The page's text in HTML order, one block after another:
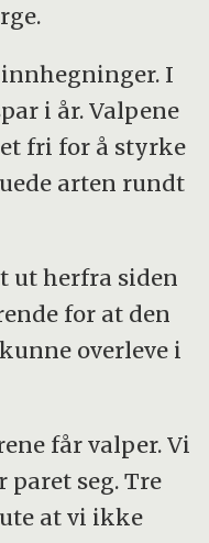
I
i år. Valpene
fri for å styrke
arten rundt
ut herfra siden
for at den
overleve i
får valper. Vi
seg. Tre
at vi ikke